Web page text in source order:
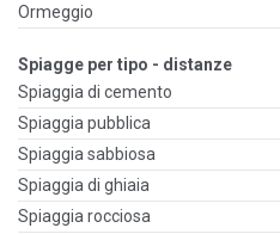
Ormeggio
Spiagge per tipo - distanze
Spiaggia di cemento
Spiaggia pubblica
Spiaggia sabbiosa
Spiaggia di ghiaia
Spiaggia rocciosa